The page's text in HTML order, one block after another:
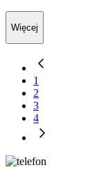
Więcej
1
2
3
4